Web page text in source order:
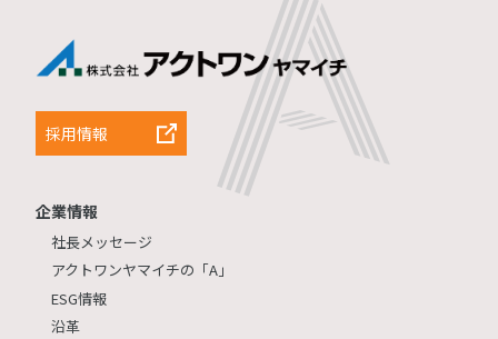
採用情報
企業情報
社長メッセージ
アクトワンヤマイチの「A」
ESG情報
沿革